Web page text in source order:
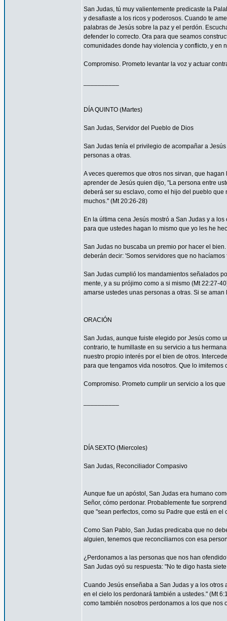
San Judas, tú muy valientemente predicaste la
y desafiaste a los ricos y poderosos. Cuando te
palabras de Jesús sobre la paz y el perdón.
defender lo correcto. Ora para que seamos
comunidades donde hay violencia y conflicto, y en
Compromiso. Prometo levantar la voz y actuar
DÍA QUINTO (Martes)
San Judas, Servidor del Pueblo de Dios
San Judas tenía el privilegio de acompañar a
personas a otras.
A veces queremos que otros nos sirvan, que
aprender de Jesús quien dijo, "La persona entre
deberá ser su esclavo, como el hijo del pueblo
muchos." (Mt 20:26-28)
En la última cena Jesús mostró a San Judas y a
para que ustedes hagan lo mismo que yo les he
San Judas no buscaba un premio por hacer el
deberán decir: 'Somos servidores que no
San Judas cumplió los mandamientos señalados
mente, y a su prójimo como a si mismo (Mt 22:27-
amarse ustedes unas personas a otras. Si se
ORACIÓN
San Judas, aunque fuiste elegido por Jesús como
contrario, te humillaste en su servicio a tus
nuestro propio interés por el bien de otros.
para que tengamos vida nosotros. Que lo
Compromiso. Prometo cumplir un servicio a los
DÍA SEXTO (Miercoles)
San Judas, Reconciliador Compasivo
Aunque fue un apóstol, San Judas era humano
Señor, cómo perdonar. Probablemente fue
que "sean perfectos, como su Padre que está en el
Como San Pablo, San Judas predicaba que no
alguien, tenemos que reconciliarnos con esa
¿Perdonamos a las personas que nos han
San Judas oyó su respuesta: "No te digo hasta
Cuando Jesús enseñaba a San Judas y a los
en el cielo los perdonará también a ustedes." (Mt
como también nosotros perdonamos a los que nos